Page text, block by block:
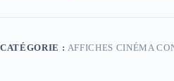
Un
New
CATÉGORIE : AFFICHES CINÉMA